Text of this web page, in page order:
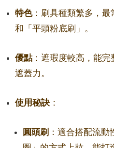
特色：刷具種類繁多，最
和「平頭粉底刷」。
優點：遮瑕度較高，能
遮蓋力。
使用秘訣 ：
圓頭刷 ：適合搭配流